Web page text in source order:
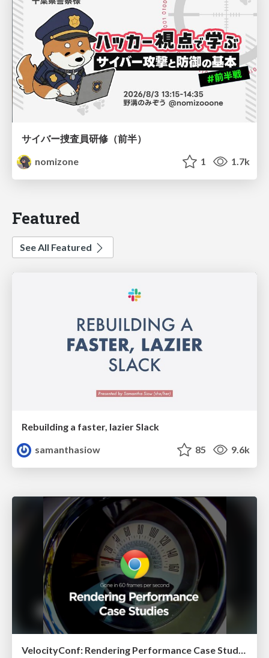
サイバー捜査員研修（前半）
nomizone
1 1.7k
Featured
See All Featured
Rebuilding a faster, lazier Slack
samanthasiow
85 9.6k
VelocityConf: Rendering Performance Case Studies